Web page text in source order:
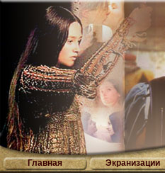
Главная Экранизации